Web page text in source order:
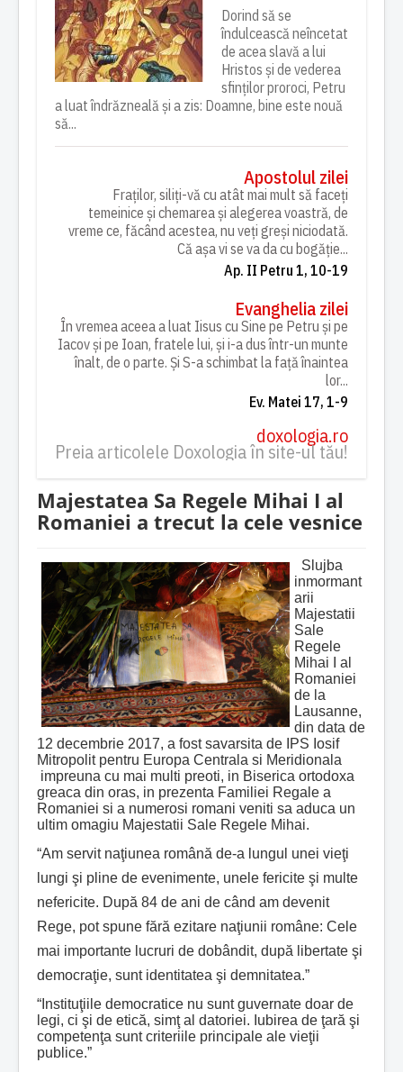
Dorind să se
îndulcească neîncetat
de acea slavă a lui
Hristos și de vederea
sfinților proroci, Petru
a luat îndrăzneală și a zis: Doamne, bine este nouă
să...
Apostolul zilei
Fraților, siliți-vă cu atât mai mult să faceți
temeinice și chemarea și alegerea voastră, de
vreme ce, făcând acestea, nu veți greși niciodată.
Că așa vi se va da cu bogăție...
Ap. II Petru 1, 10-19
Evanghelia zilei
În vremea aceea a luat Iisus cu Sine pe Petru și pe
Iacov și pe Ioan, fratele lui, și i-a dus într-un munte
înalt, de o parte. Și S-a schimbat la față înaintea
lor...
Ev. Matei 17, 1-9
doxologia.ro
Preia articolele Doxologia în site-ul tău!
Majestatea Sa Regele Mihai I al
Romaniei a trecut la cele vesnice
Slujba
inmormant
arii
Majestatii
Sale
Regele
Mihai I al
Romaniei
de la
Lausanne,
din data de
12 decembrie 2017, a fost savarsita de IPS Iosif
Mitropolit pentru Europa Centrala si Meridionala
impreuna cu mai multi preoti, in Biserica ortodoxa
greaca din oras, in prezenta Familiei Regale a
Romaniei si a numerosi romani veniti sa aduca un
ultim omagiu Majestatii Sale Regele Mihai.
“Am servit naţiunea română de-a lungul unei vieţi
lungi şi pline de evenimente, unele fericite şi multe
nefericite. După 84 de ani de când am devenit
Rege, pot spune fără ezitare naţiunii române: Cele
mai importante lucruri de dobândit, după libertate şi
democraţie, sunt identitatea şi demnitatea.”
“Instituţiile democratice nu sunt guvernate doar de
legi, ci şi de etică, simţ al datoriei. Iubirea de ţară şi
competenţa sunt criteriile principale ale vieţii
publice.”